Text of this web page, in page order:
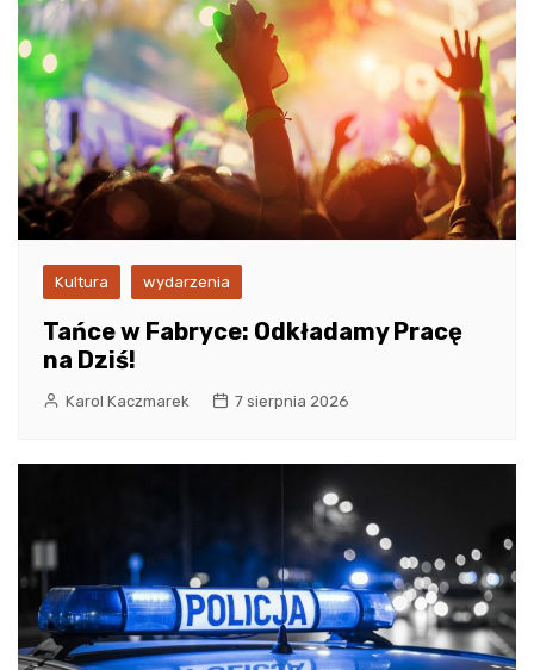
Kultura wydarzenia
Tańce w Fabryce: Odkładamy Pracę
na Dziś!
Karol Kaczmarek 7 sierpnia 2026